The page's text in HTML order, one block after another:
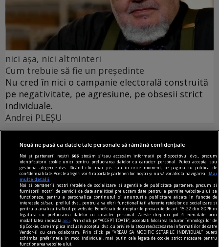
nici așa, nici altminteri
Cum trebuie să fie un președinte
Nu cred în nici o campanie electorală construită
pe negativitate, pe agresiune, pe obsesii strict
individuale.
Andrei PLEŞU
Nouă ne pasă ca datele tale personale să rămână confidențiale
Noi și partenerii noștri606 stocăm și/sau accesăm informații pe dispozitivul dvs., precum
identificatorii cookie unici pentru prelucrarea datelor cu caracter personal. Puteți accepta sau
gestiona alegerile dvs. făcând clic mai jos sau în orice moment, pe pagina cu politica de
confidențialitate. Aceste alegeri vor fi raportate partenerilor noștri și nu vă vor afecta navigarea.
Mai
multe detalii
Noi si partenerii nostri (retelele de socializare si agentiile de publicitate partenere, precum si
furnizorii nostri de servicii de date analitice) prelucram date pentru a permite website-ului sa
functioneze, pentru a personaliza continutul si anunturile publicitare afisate in functie de
interesele si/sau profilul dvs., pentru a va oferi functionalitati aferente retelelor de socializare si
pentru a analiza traficul pe website. Beneficiati de drepturile prevazute de art. 15-22 din GDPR in
legatura cu prelucrarea datelor cu caracter personal. Aceste drepturi pot fi exercitate prin
modalitatea indicataaici
. Prin click pe “ACCEPT TOATE”, acceptati folosirea tuturor Tehnologiilor de
tip Cookie, care implica inclusiv acceptul dvs. cu privire la stocarea/accesarea informatiilor de catre
Vendor-ii cu care colaboram. Prin click pe “VREAU SA MODIFIC SETARILE INDIVIDUAL” puteti
schimba preferintele in mod individual, mai putin cele legate de cookie strict necesare pentru
functionarea website-ului.